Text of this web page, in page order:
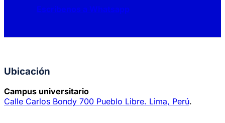
Escribenos a Whatsapp
Ubicación
Campus universitario
Calle Carlos Bondy 700 Pueblo Libre. Lima, Perú.